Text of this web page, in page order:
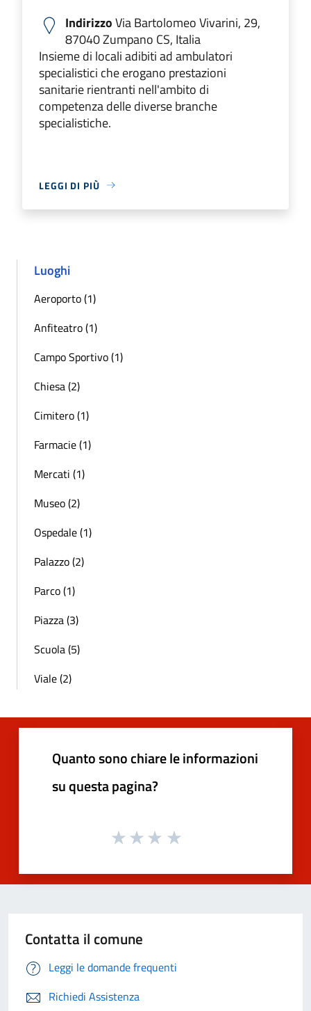
IndirizzoVia Bartolomeo Vivarini, 29,
87040 Zumpano CS, Italia
Insieme di locali adibiti ad ambulatori
specialistici che erogano prestazioni
sanitarie rientranti nell'ambito di
competenza delle diverse branche
specialistiche.
LEGGI DI PIÙ
Luoghi
Aeroporto (1)
Anfiteatro (1)
Campo Sportivo (1)
Chiesa (2)
Cimitero (1)
Farmacie (1)
Mercati (1)
Museo (2)
Ospedale (1)
Palazzo (2)
Parco (1)
Piazza (3)
Scuola (5)
Viale (2)
Quanto sono chiare le informazioni
su questa pagina?
Contatta il comune
Leggi le domande frequenti
Richiedi Assistenza